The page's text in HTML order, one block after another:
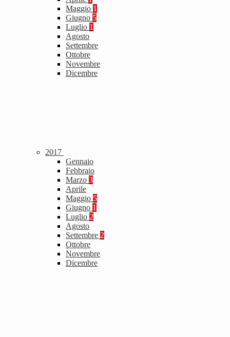
Maggio 1
Giugno 5
Luglio 1
Agosto
Settembre
Ottobre
Novembre
Dicembre
2017
Gennaio
Febbraio
Marzo 3
Aprile
Maggio 5
Giugno 1
Luglio 2
Agosto
Settembre 2
Ottobre
Novembre
Dicembre